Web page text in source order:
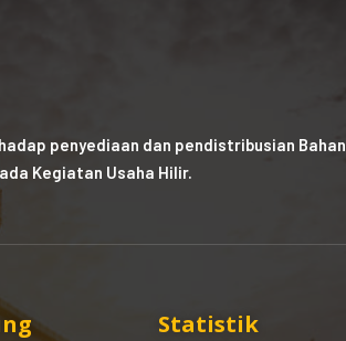
penyediaan dan pendistribusian Bahan
Kegiatan Usaha Hilir.
Statistik